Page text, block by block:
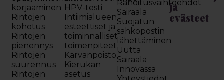
korjaaminen
Rintojen
kohotus
Rintojen
pienennys
Rintojen
suurennus
Rintojen
HPV-testi
Intiimialueen
esteettiset ja
toiminnalliset
toimenpiteet
Karvanpoisto
Kierukan
asetus
Rahoitusvaihtoehdot
Sairaala
Suojatun
sähköpostin
lähettäminen
Uutta
Sairaala
Innovassa
ja
evästeet